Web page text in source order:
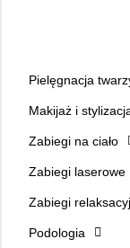
Pielęgnacja
Makijaż i
Zabiegi na ciało
Zabiegi laserowe
Zabiegi
Podologia